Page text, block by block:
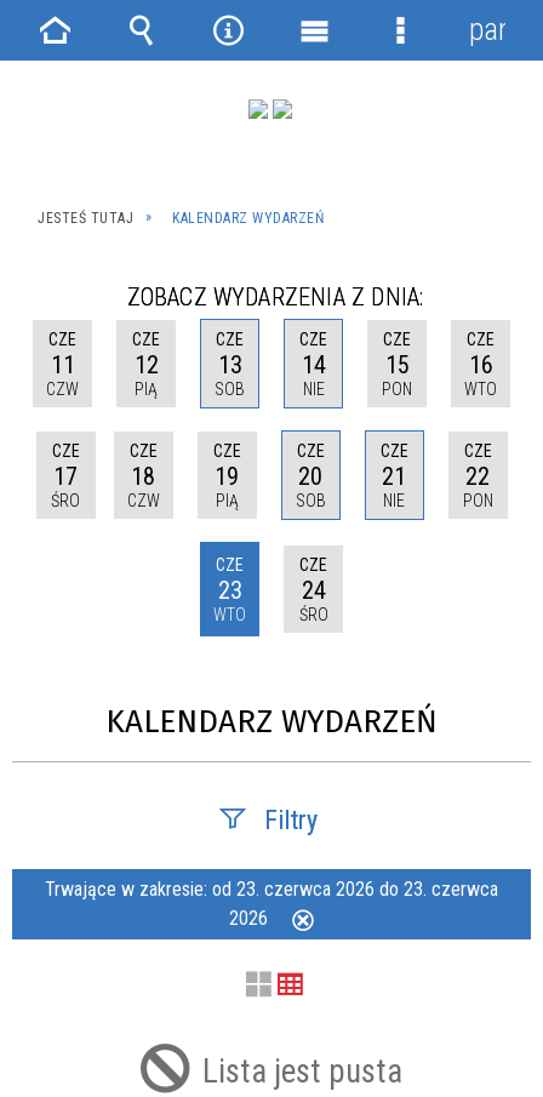
JESTEŚ TUTAJ KALENDARZ WYDARZEŃ
ZOBACZ WYDARZENIA Z DNIA:
CZE
11
CZW
CZE
12
PIĄ
CZE
13
SOB
CZE
14
NIE
CZE
15
PON
CZE
16
WTO
CZE
17
ŚRO
CZE
18
CZW
CZE
19
PIĄ
CZE
20
SOB
CZE
21
NIE
CZE
22
PON
CZE
23
WTO
CZE
24
ŚRO
KALENDARZ WYDARZEŃ
Filtry
Szukana fraza
Kategoria
Trwające w
Trwające w zakresie: od 23. czerwca 2026 do 23. czerwca
2026
filtr
Lista jest pusta
Strona Wyszukiwarka
NarzędziaMenu
Menu
panel